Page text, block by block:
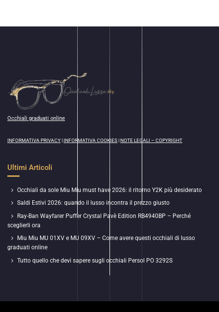
Occhiali graduati online
INFORMATIVA PRIVACY|INFORMATIVA COOKIES|NOTE LEGALI – COPYRIGHT
Ultimi Articoli
Occhiali da sole Miu Miu must have 2026: il ritorno Y2K più desiderato
Saldi Estivi 2026: quando il lusso incontra il prezzo giusto
Ray-Ban Wayfarer Puffer Crystal Pavè Edition RB4940BP – Perché
sceglierli ora
Miu Miu MU 01XV e MU 09XV – Come avere questi occhiali di lusso
graduati online
Tutto quello che devi sapere sugli occhiali Persol PO 3292S